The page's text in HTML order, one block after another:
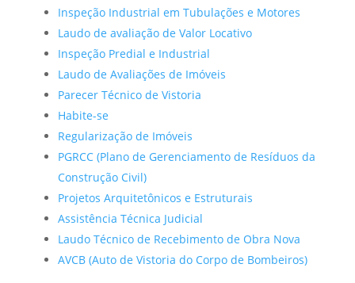
Inspeção Industrial em Tubulações e Motores
Laudo de avaliação de Valor Locativo
Inspeção Predial e Industrial
Laudo de Avaliações de Imóveis
Parecer Técnico de Vistoria
Habite-se
Regularização de Imóveis
PGRCC (Plano de Gerenciamento de Resíduos da
Construção Civil)
Projetos Arquitetônicos e Estruturais
Assistência Técnica Judicial
Laudo Técnico de Recebimento de Obra Nova
AVCB (Auto de Vistoria do Corpo de Bombeiros)